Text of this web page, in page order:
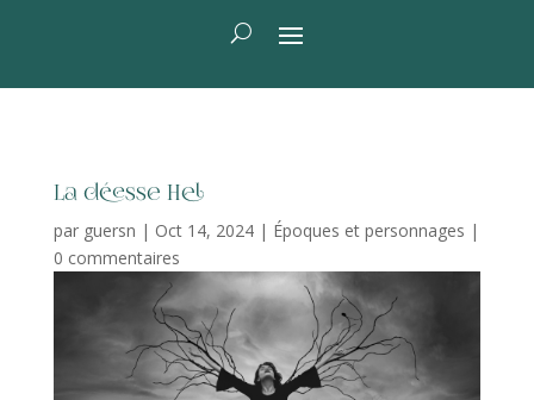
La déesse Hel
par guersn | Oct 14, 2024| Époques et personnages |
0 commentaires